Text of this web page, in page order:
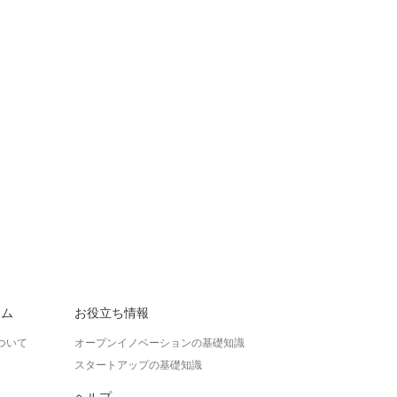
いて
お役立ち情報
オープンイノベーションの基礎知識
スタートアップの基礎知識